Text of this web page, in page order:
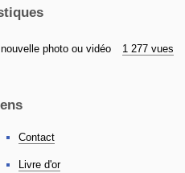
photo ou vidéo 1 277 vues
Contact
Livre d'or